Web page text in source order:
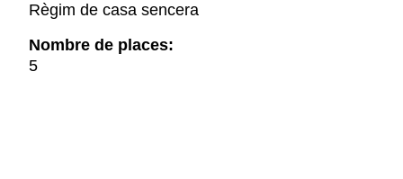
Règim de casa sencera
Nombre de places:
5